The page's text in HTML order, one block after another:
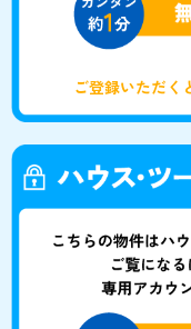
ご登録いただく